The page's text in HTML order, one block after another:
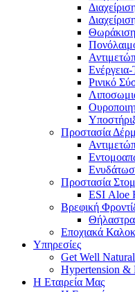
Θωράκιση
Ρινικό
Προστασία
Προστασία
ESI Αloe
Βρεφική
Εποχιακά
Υπηρεσίες
Get Well
Hypertension &
Η Εταιρεία Μας